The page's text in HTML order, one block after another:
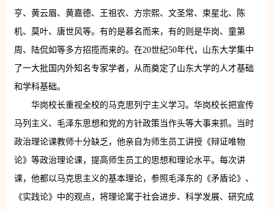
亨、黄云眉、黄嘉德、王祖农、方宗熙、文圣常、束星北、陈
机、莫叶、唐世风等。有的是慕名而来，有的则是华岗、童第
周、陆侃如等多方招揽而来的。在20世纪50年代，山东大学集中
了一大批国内外知名专家学者，从而奠定了山东大学的人才基础
和学科基础。
华岗校长重视全校的马克思列宁主义学习。华岗校长把宣传
马列主义、毛泽东思想和党的方针政策当作头等大事来抓。当时
政治理论课教师十分缺乏，他亲自为师生员工讲授《辩证唯物
论》等政治理论课，提高师生员工的思想和理论水平。每次讲
课，他都以马克思主义的基本理论，参照毛泽东的《矛盾论》、
《实践论》中的观点，将理论寓于社会进步、科学发展、研究成